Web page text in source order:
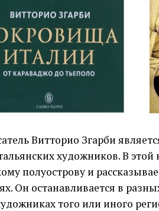
Витторио Згарби
художников. В
полуострову и
Он останавливается в
того или иного